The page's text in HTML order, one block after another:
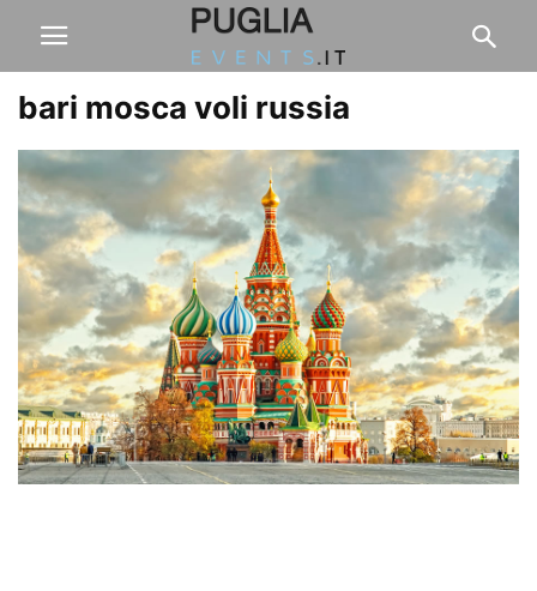
bari mosca voli russia